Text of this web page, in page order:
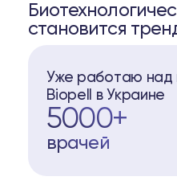
становится
5000+
врачей
Уже работаю над
Biopell в Украине